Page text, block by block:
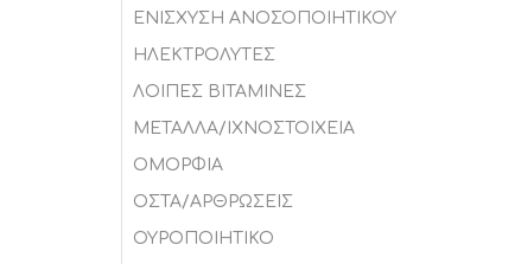
ΕΝΙΣΧΥΣΗ ΑΝΟΣΟΠΟΙΗΤΙΚΟΥ
ΗΛΕΚΤΡΟΛΥΤΕΣ
ΛΟΙΠΕΣ ΒΙΤΑΜΙΝΕΣ
ΜΕΤΑΛΛΑ/ΙΧΝΟΣΤΟΙΧΕΙΑ
ΟΜΟΡΦΙΑ
ΟΣΤΑ/ΑΡΘΡΩΣΕΙΣ
ΟΥΡΟΠΟΙΗΤΙΚΟ